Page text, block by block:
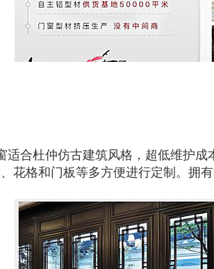
适合杜仲仿古建筑风格，超低维护成
花格和门板等多方便进行定制。拥